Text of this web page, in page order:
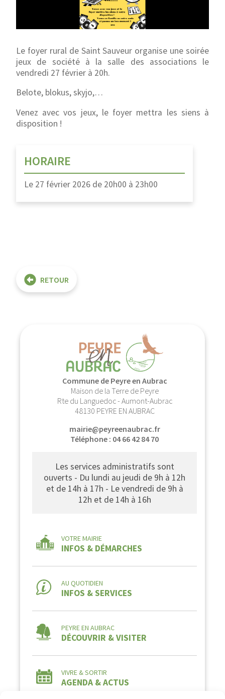
Le foyer rural de Saint Sauveur organise une soirée
jeux de société à la salle des associations le
vendredi 27 février à 20h.
Belote, blokus, skyjo,…
Venez avec vos jeux, le foyer mettra les siens à
disposition !
HORAIRE
Le 27 février 2026 de 20h00 à 23h00
RETOUR
Les services administratifs sont
ouverts - Du lundi au jeudi de 9h à 12h
et de 14h à 17h - Le vendredi de 9h à
12h et de 14h à 16h
Commune de Peyre en Aubrac
Maison de la Terre de Peyre
Rte du Languedoc - Aumont-Aubrac
48130 PEYRE EN AUBRAC
mairie@peyreenaubrac.fr
Téléphone : 04 66 42 84 70
VOTRE MAIRIE
INFOS & DÉMARCHES
AU QUOTIDIEN
INFOS & SERVICES
PEYRE EN AUBRAC
DÉCOUVRIR & VISITER
VIVRE & SORTIR
AGENDA & ACTUS